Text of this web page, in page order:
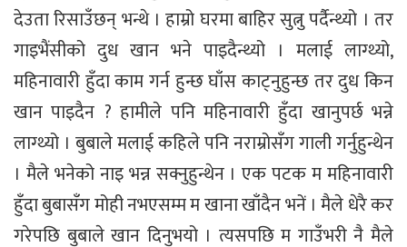
देउता रिसाउँछन् भन्थे । हाम्रो घरमा बाहिर सुत्नु पर्दैन्थ्यो । तर
गाइभैंसीको दुध खान भने पाइदैन्थ्यो । मलाई लाग्थ्यो,
महिनावारी हुँदा काम गर्न हुन्छ घाँस काट्नुहुन्छ तर दुध किन
खान पाइदैन ? हामीले पनि महिनावारी हुँदा खानुपर्छ भन्ने
लाग्थ्यो । बुबाले मलाई कहिले पनि नराम्रोसँग गाली गर्नुहुन्थेन
। मैले भनेको नाइ भन्न सक्नुहुन्थेन । एक पटक म महिनावारी
हुँदा बुबासँग मोही नभएसम्म म खाना खाँदैन भनें । मैले धेरै कर
गरेपछि बुबाले खान दिनुभयो । त्यसपछि म गाउँभरी नै मैले